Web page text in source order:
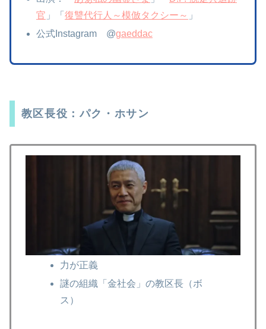
官 」「 復讐代行人～模倣タクシー～ 」
公式Instagram @gaeddac
教区長役：パク・ホサン
力が正義
謎の組織「金社会」の教区長（ボ
ス）